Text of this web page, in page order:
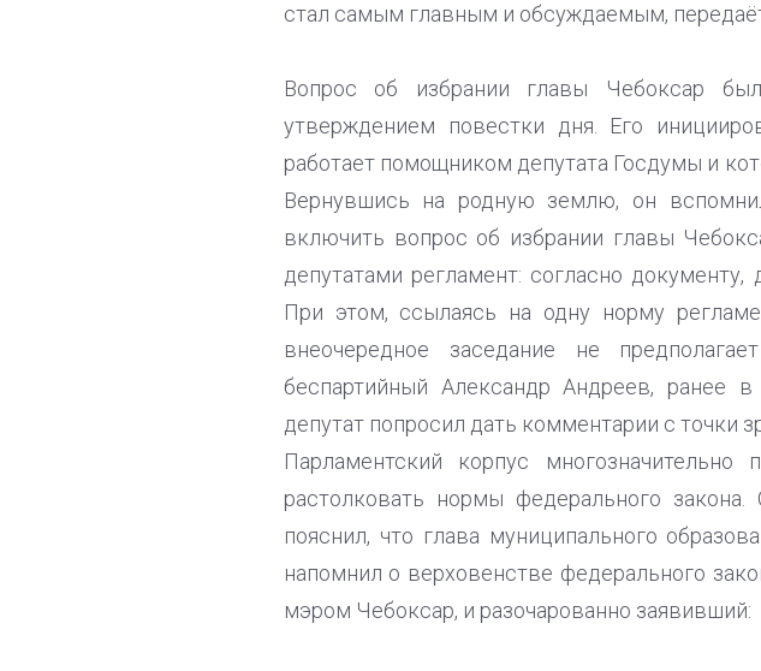
стал самым главным и обсуждаемым,
Вопрос об избрании главы Чебоксар
утверждением повестки дня. Его
работает помощником депутата Госдумы и
Вернувшись на родную землю, он
включить вопрос об избрании главы
депутатами регламент: согласно
При этом, ссылаясь на одну норму
внеочередное заседание не
беспартийный Александр Андреев, ранее
депутат попросил дать комментарии с точки
Парламентский корпус многозначительно
растолковать нормы федерального
пояснил, что глава муниципального
напомнил о верховенстве федерального
мэром Чебоксар, и разочарованно заявивший: